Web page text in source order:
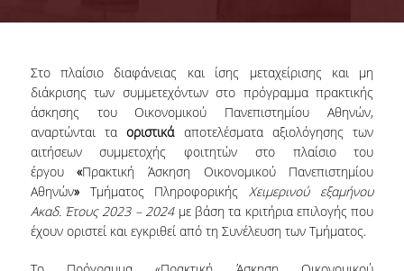
ΤΟΜΕΑΣ Γ
ΑΝΘΡΩΠΙΝΟ ΔΥΝΑΜΙΚΟ
ΚΑΘΗΓΗΤΕΣ
ΕΡΓΑΣΤΗΡΙΑΚΟ ΔΙΔΑΚΤΙΚΟ ΠΡΟΣΩΠΙΚΟ
(Ε.ΔΙ.Π.)
Στο πλαίσιο διαφάνειας και ίσης μεταχείρισης και μη
διάκρισης των συμμετεχόντων στο πρόγραμμα πρακτικής
άσκησης του Οικονομικού Πανεπιστημίου Αθηνών,
αναρτώνται ταοριστικάαποτελέσματα αξιολόγησης των
αιτήσεων συμμετοχής φοιτητών στο πλαίσιο του
έργου«Πρακτική Άσκηση Οικονομικού Πανεπιστημίου
Αθηνών»Τμήματος ΠληροφορικήςΧειμερινού εξαμήνου
Ακαδ. Έτους 2023 – 2024με βάση τα κριτήρια επιλογής που
έχουν οριστεί και εγκριθεί από τη Συνέλευση των Τμήματος.